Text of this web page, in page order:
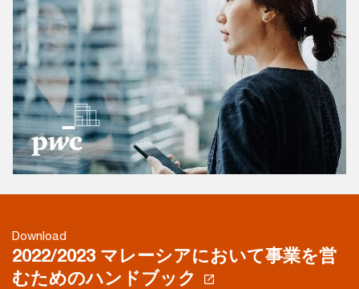
Download
2022/2023 マレーシアにおいて事業を営
むためのハンドブック